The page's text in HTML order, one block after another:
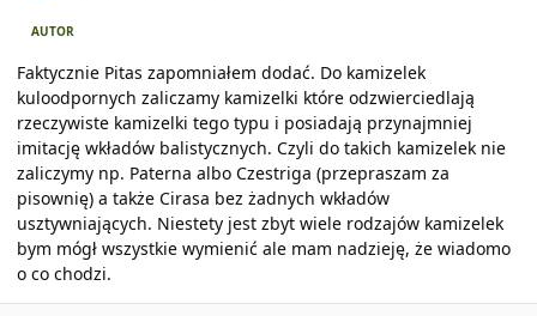
AUTOR
Faktycznie Pitas zapomniałem dodać. Do kamizelek
kuloodpornych zaliczamy kamizelki które odzwierciedlają
rzeczywiste kamizelki tego typu i posiadają przynajmniej
imitację wkładów balistycznych. Czyli do takich kamizelek nie
zaliczymy np. Paterna albo Czestriga (przepraszam za
pisownię) a także Cirasa bez żadnych wkładów
usztywniających. Niestety jest zbyt wiele rodzajów kamizelek
bym mógł wszystkie wymienić ale mam nadzieję, że wiadomo
o co chodzi.